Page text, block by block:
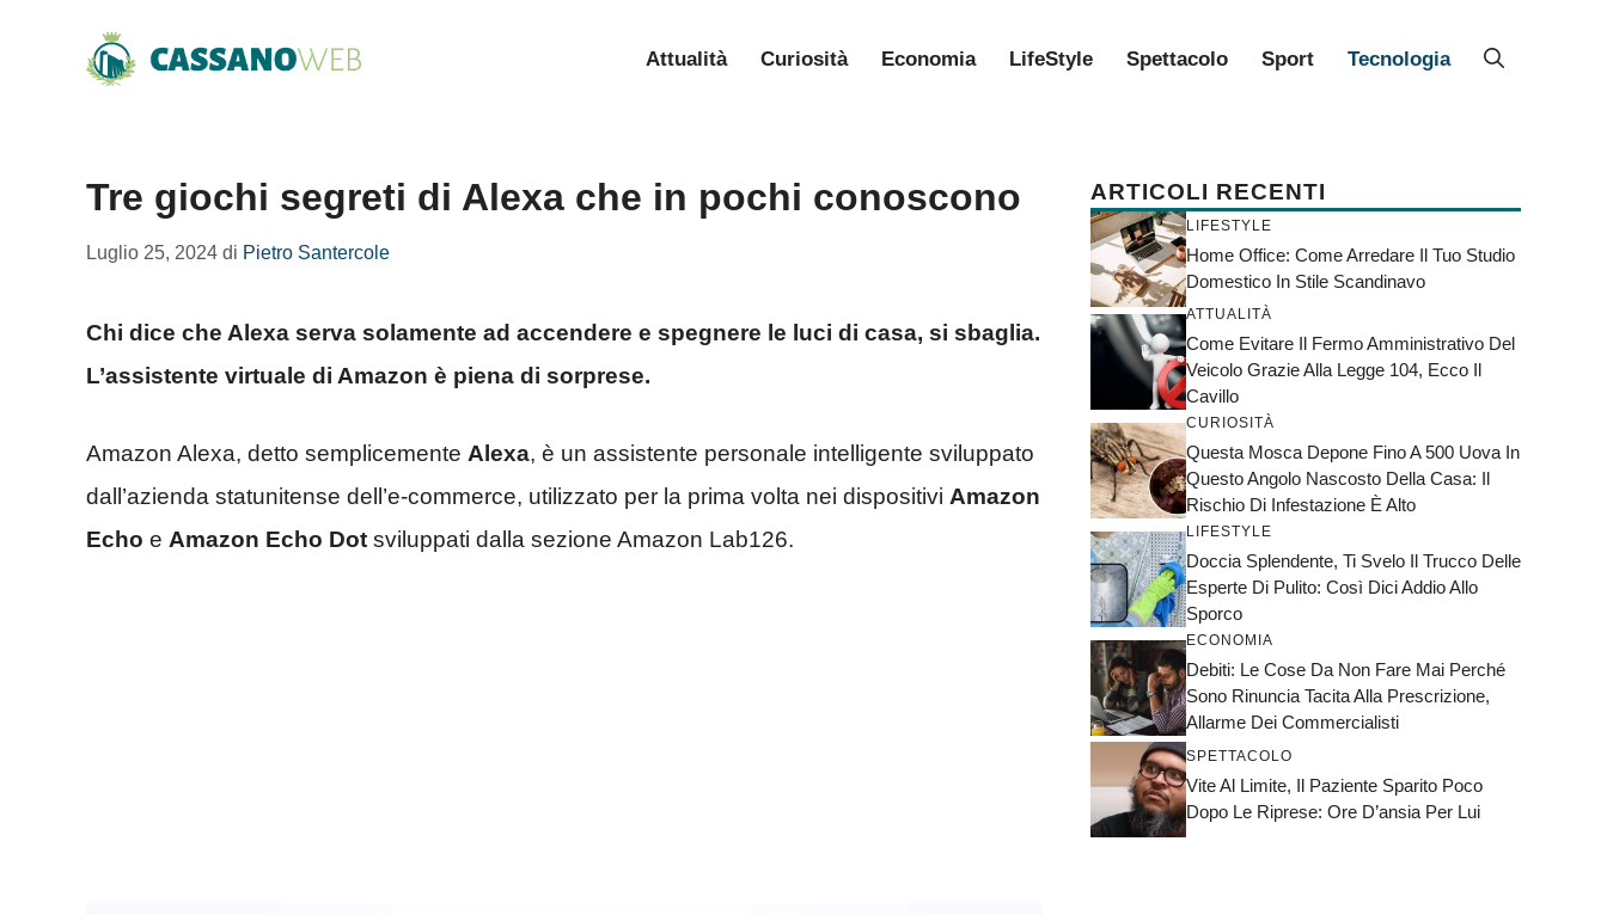
Attualità Curiosità Economia LifeStyle Spettacolo Sport Tecnologia
Tre giochi segreti di Alexa che in pochi conoscono
Luglio 25, 2024 di Pietro Santercole
Chi dice che Alexa serva solamente ad accendere e spegnere le luci di casa, si sbaglia.
L’assistente virtuale di Amazon è piena di sorprese.
Amazon Alexa, detto semplicemente Alexa, è un assistente personale intelligente sviluppato
dall’azienda statunitense dell’e-commerce, utilizzato per la prima volta nei dispositivi Amazon
Echo e Amazon Echo Dot sviluppati dalla sezione Amazon Lab126.
ARTICOLI RECENTI
LIFESTYLE
Home Office: Come Arredare Il Tuo Studio
Domestico In Stile Scandinavo
ATTUALITÀ
Come Evitare Il Fermo Amministrativo Del
Veicolo Grazie Alla Legge 104, Ecco Il
Cavillo
CURIOSITÀ
Questa Mosca Depone Fino A 500 Uova In
Questo Angolo Nascosto Della Casa: Il
Rischio Di Infestazione È Alto
LIFESTYLE
Doccia Splendente, Ti Svelo Il Trucco Delle
Esperte Di Pulito: Così Dici Addio Allo
Sporco
ECONOMIA
Debiti: Le Cose Da Non Fare Mai Perché
Sono Rinuncia Tacita Alla Prescrizione,
Allarme Dei Commercialisti
SPETTACOLO
Vite Al Limite, Il Paziente Sparito Poco
Dopo Le Riprese: Ore D’ansia Per Lui